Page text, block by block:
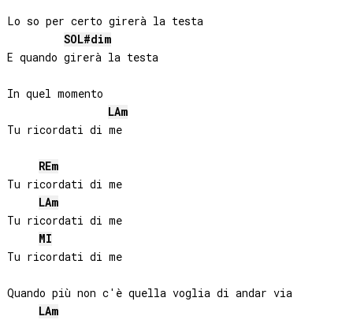
Lo so per certo girerà la testa
SOL#dim
E quando girerà la testa
In quel momento
LAm
Tu ricordati di me
REm
Tu ricordati di me
LAm
Tu ricordati di me
MI
Tu ricordati di me
Quando più non c'è quella voglia di andar via
LAm